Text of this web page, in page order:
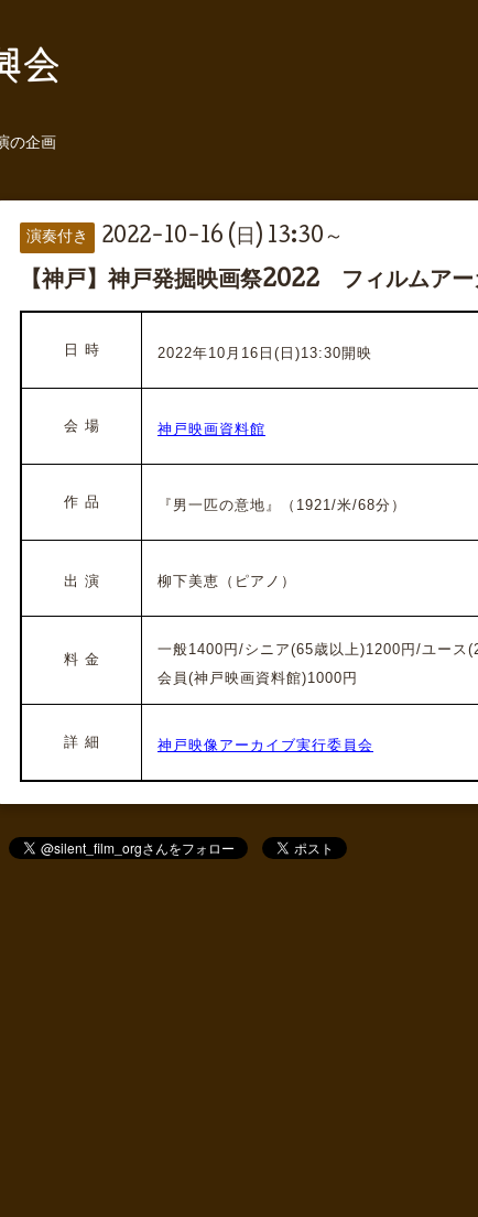
の企画
演奏付き 2022-10-16 (日) 13:30～
【神戸】神戸発掘映画祭2022 フィルムアー
日 時 2022年10月16日(日)13:30開映
会 場 神戸映画資料館
作 品 『男一匹の意地』 （1921/米/68分）
出 演 柳下美恵（ピアノ）
料 金
一般1400円/シニア(65歳以上)1200円/ユース
会員(神戸映画資料館)1000円
詳 細 神戸映像アーカイブ実行委員会